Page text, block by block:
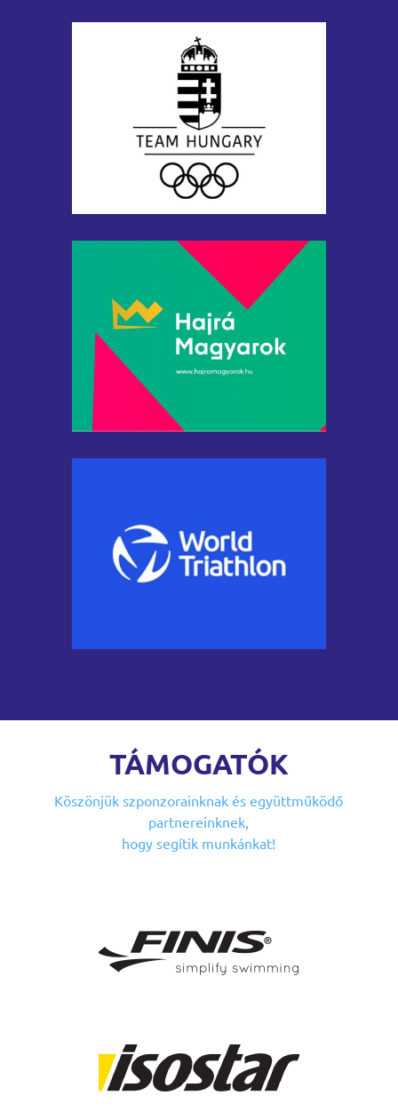
TÁMOGATÓK
Köszönjük szponzorainknakés együttműködő
partnereinknek,
hogy segítik munkánkat!